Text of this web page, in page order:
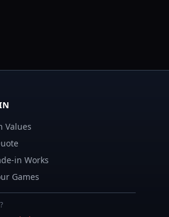
Values
in Works
Games